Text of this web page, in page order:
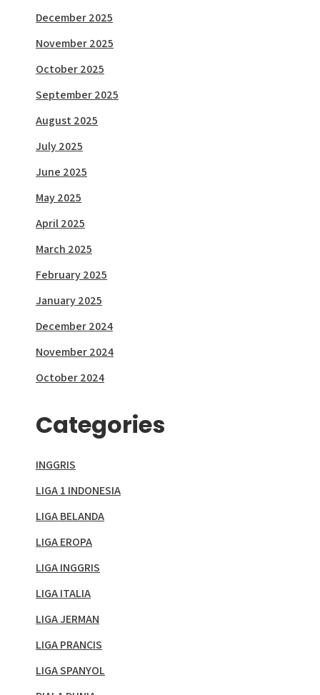
December 2025
November 2025
October 2025
September 2025
August 2025
July 2025
June 2025
May 2025
April 2025
March 2025
February 2025
January 2025
December 2024
November 2024
October 2024
Categories
INGGRIS
LIGA 1 INDONESIA
LIGA BELANDA
LIGA EROPA
LIGA INGGRIS
LIGA ITALIA
LIGA JERMAN
LIGA PRANCIS
LIGA SPANYOL